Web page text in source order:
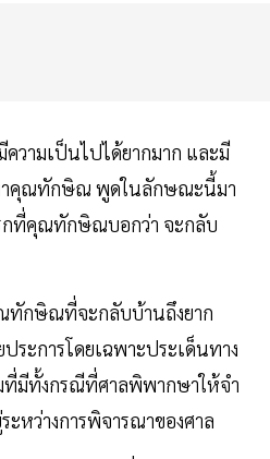
ามเป็นไปได้ยากมาก และมี
าคุณทักษิณ พูดในลักษณะนี้มา
กที่คุณทักษิณบอกว่า จะกลับ
ทักษิณที่จะกลับบ้านถึงยาก
ระการโดยเฉพาะประเด็นทาง
ที่มีทั้งกรณีที่ศาลพิพากษาให้จำ
หว่างการพิจารณาของศาล